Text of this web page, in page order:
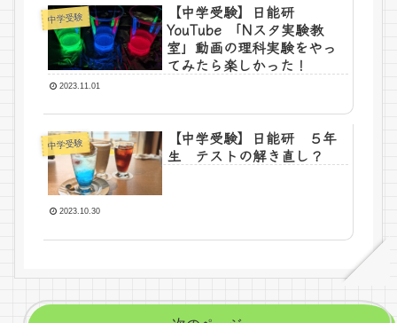
中学受験
【中学受験】日能研
YouTube 「Nスタ実験教
室」動画の理科実験をやっ
てみたら楽しかった！
2023.11.01
中学受験
【中学受験】日能研 ５年
生 テストの解き直し？
2023.10.30